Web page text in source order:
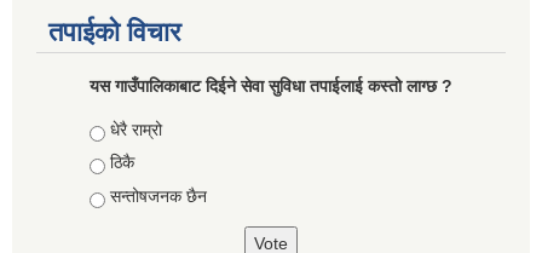
तपाईको विचार
यस गाउँपालिकाबाट दिईने सेवा सुविधा तपाईलाई कस्तो लाग्छ ?
Choices
धेरै राम्रो
ठिकै
सन्तोषजनक छैन